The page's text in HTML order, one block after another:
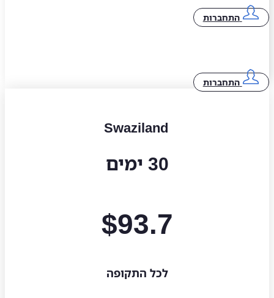
התחברות
התחברות
Swaziland
30 ימים
$93.7
לכל התקופה